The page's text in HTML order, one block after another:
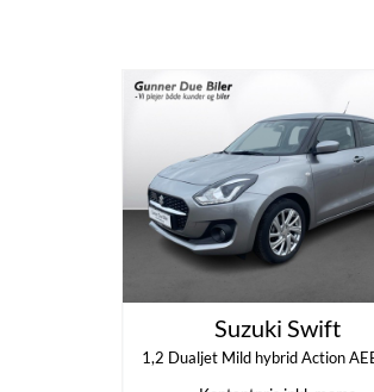
Indretning og type
Antal døre
0
Rummelighed og mål
Suzuki Swift